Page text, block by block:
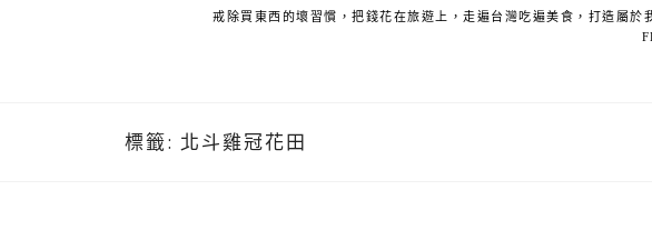
戒除買東西的壞習慣，把錢花在旅遊上，走遍台灣吃遍美食，打造屬
標籤: 北斗雞冠花田